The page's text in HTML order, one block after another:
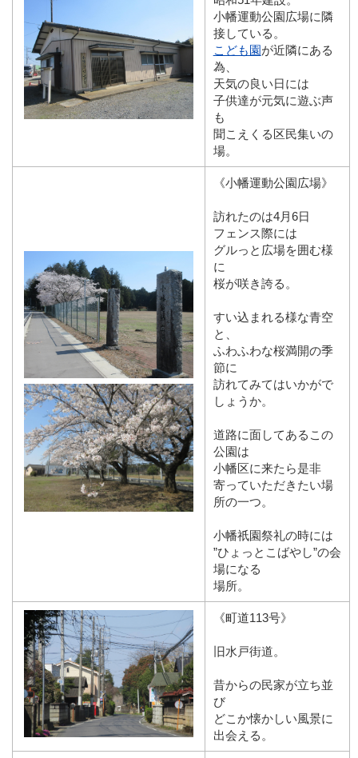
小幡運動公園広場に隣
接している。
こども園が近隣にある
為、
天気の良い日には
子供達が元気に遊ぶ声
も
聞こえくる区民集いの
場。
《小幡運動公園広場》
訪れたのは4月6日
フェンス際には
グルっと広場を囲む様
に
桜が咲き誇る。
すい込まれる様な青空
と、
ふわふわな桜満開の季
節に
訪れてみてはいかがで
しょうか。
道路に面してあるこの
公園は
小幡区に来たら是非
寄っていただきたい場
所の一つ。
小幡祇園祭礼の時には
”ひょっとこばやし”の会
場になる
場所。
《町道113号》
旧水戸街道。
昔からの民家が立ち並
び
どこか懐かしい風景に
出会える。